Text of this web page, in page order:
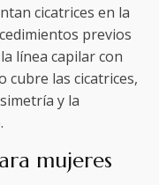
cicatrices en la
previos
línea capilar con
cubre las cicatrices,
y la
mujeres